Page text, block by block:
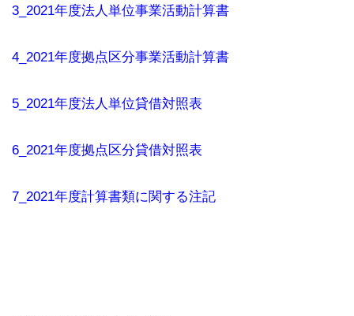
3_2021年度法人単位事業活動計算書
4_2021年度拠点区分事業活動計算書
5_2021年度法人単位貸借対照表
6_2021年度拠点区分貸借対照表
7_2021年度計算書類に関する注記